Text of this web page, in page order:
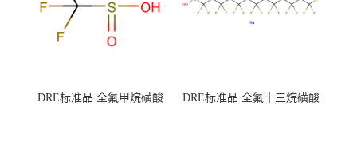
DRE标准品 全氟甲烷磺酸
DRE标准品 全氟十三烷磺酸